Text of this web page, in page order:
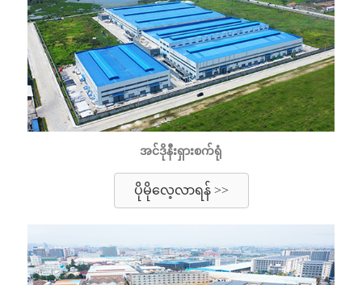
အင်ဒိုနီးရှားစက်ရုံ
ပိုမိုလေ့လာရန် >>